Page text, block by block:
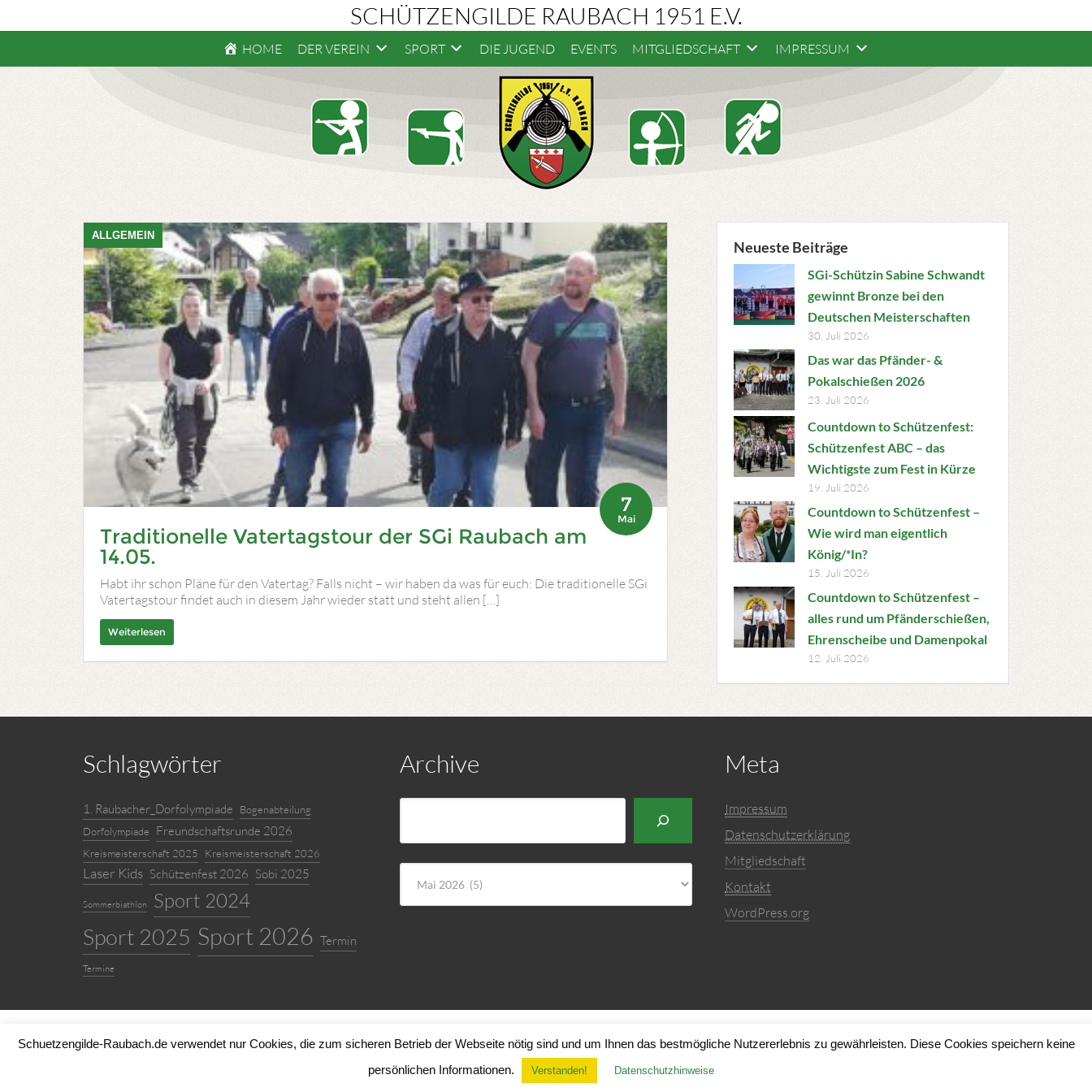
SCHÜTZENGILDE RAUBACH 1951 E.V.
HOME DER VEREIN SPORT DIE JUGEND EVENTS MITGLIEDSCHAFT IMPRESSUM
ALLGEMEIN
7
Mai
Traditionelle Vatertagstour der SGi Raubach am
14.05.
Habt ihr schon Pläne für den Vatertag? Falls nicht – wir haben da was für euch: Die traditionelle SGi
Vatertagstour findet auch in diesem Jahr wieder statt und steht allen […]
Weiterlesen
Neueste Beiträge
SGi-Schützin Sabine Schwandt
gewinnt Bronze bei den
Deutschen Meisterschaften
30. Juli 2026
Das war das Pfänder- &
Pokalschießen 2026
23. Juli 2026
Countdown to Schützenfest:
Schützenfest ABC – das
Wichtigste zum Fest in Kürze
19. Juli 2026
Countdown to Schützenfest –
Wie wird man eigentlich
König/*In?
15. Juli 2026
Countdown to Schützenfest –
alles rund um Pfänderschießen,
Ehrenscheibe und Damenpokal
12. Juli 2026
Schlagwörter
1. Raubacher_Dorfolympiade
Bogenabteilung
Dorfolympiade
Freundschaftsrunde 2026
Kreismeisterschaft 2025 Kreismeisterschaft 2026
Laser Kids Schützenfest 2026 Sobi 2025
Sommerbiathlon Sport 2024
Sport 2025 Sport 2026 Termin
Termine
Archive Meta
Impressum
Datenschutzerklärung
Mitgliedschaft
Kontakt
WordPress.org
© Schützengilde Raubach 1951 e.V. |Impressum & Kontakt|Datenschutzerklärung| Powered byThe FunkandWordPress
Schuetzengilde-Raubach.de verwendet nur Cookies, die zum sicheren Betrieb der Webseite nötig sind und um Ihnen das bestmögliche Nutzererlebnis zu gewährleisten. Diese Cookies speichern keine
persönlichen Informationen.
Verstanden! Datenschutzhinweise